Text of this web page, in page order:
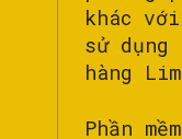
khác với
sử dụng
hàng
Phần